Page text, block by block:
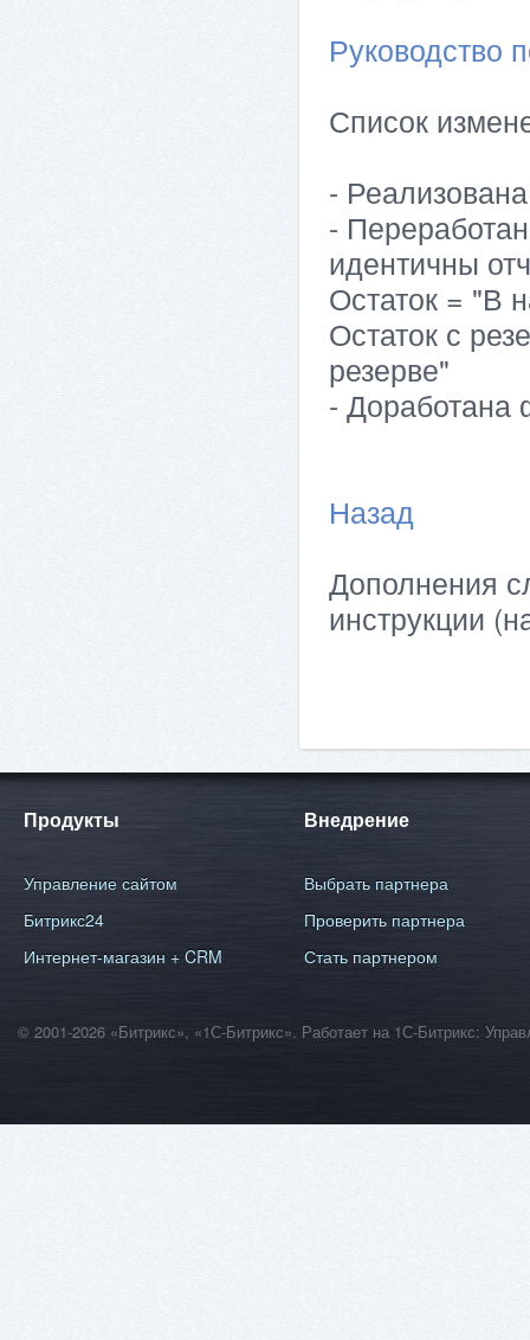
Руководство
Список
-
-
идентичны
Остаток = "В
Остаток с
резерве"
- Доработана
Назад
Дополнения
инструкции
Продукты
Управление сайтом
Битрикс24
Интернет-магазин + CRM
Внедрение
Выбрать партнера
Проверить партнера
Стать партнером
© 2001-2026 «Битрикс», «1С-Битрикс». Работает на 1С-Битрикс: